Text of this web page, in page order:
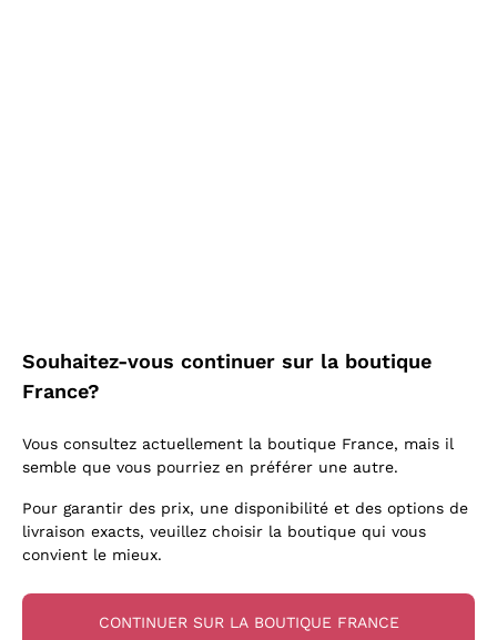
En évidence
Souhaitez-vous continuer sur la boutique
France?
Vous consultez actuellement la boutique France, mais il
semble que vous pourriez en préférer une autre.
Pour garantir des prix, une disponibilité et des options de
livraison exacts, veuillez choisir la boutique qui vous
convient le mieux.
CONTINUER SUR LA BOUTIQUE FRANCE